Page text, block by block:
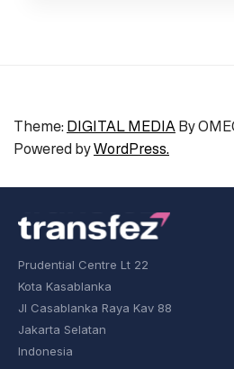
Theme: DIGITAL MEDIABy
Powered byWordPress.
Prudential Centre Lt 22
Kota Kasablanka
Jl Casablanka Raya Kav 88
Jakarta Selatan
Indonesia